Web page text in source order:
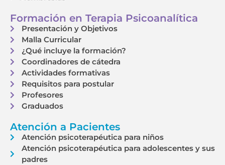
Formación en Terapia Psicoanalítica
Presentación y Objetivos
Malla Curricular
¿Qué incluye la formación?
Coordinadores de cátedra
Actividades formativas
Requisitos para postular
Profesores
Graduados
Atención a Pacientes
Atención psicoterapéutica para niños
Atención psicoterapéutica para adolescentes y sus
padres